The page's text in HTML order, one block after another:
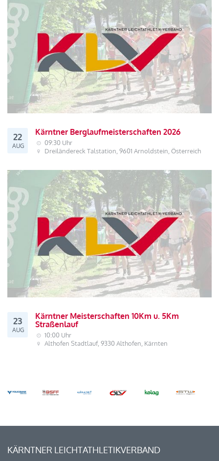
22
AUG
Kärntner Berglaufmeisterschaften 2026
09:30 Uhr
Dreiländereck Talstation, 9601 Arnoldstein, Österreich
23
AUG
Kärntner Meisterschaften 10Km u. 5Km
Straßenlauf
10:00 Uhr
Althofen Stadtlauf, 9330 Althofen, Kärnten
KÄRNTNER LEICHTATHLETIKVERBAND